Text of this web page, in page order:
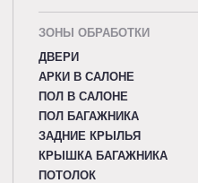
ЗОНЫ ОБРАБОТКИ
ДВЕРИ
АРКИ В САЛОНЕ
ПОЛ В САЛОНЕ
ПОЛ БАГАЖНИКА
ЗАДНИЕ КРЫЛЬЯ
КРЫШКА БАГАЖНИКА
ПОТОЛОК